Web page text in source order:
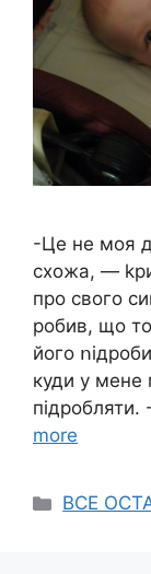
-Це не моя
схожа, —
про свого
робив, що
його
куди у мене
підробляти.
more
ВСЕ